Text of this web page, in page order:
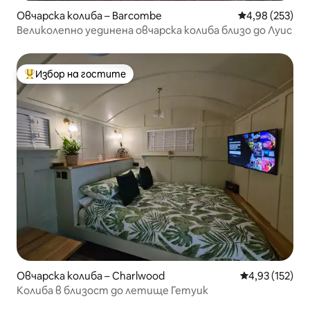
Овчарска колиба – Barcombe Средна
4,98 (253)
Великолепно уединена овчарска колиба близо до Луис
Най-популярен избор на гостите
Избор на гостите
Овчарска колиба – Charlwood Средна
4,93 (152)
Колиба в близост до летище Гетуик